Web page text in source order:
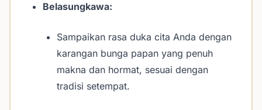
Belasungkawa:
Sampaikan rasa duka cita Anda dengan
karangan bunga papan yang penuh
makna dan hormat, sesuai dengan
tradisi setempat.